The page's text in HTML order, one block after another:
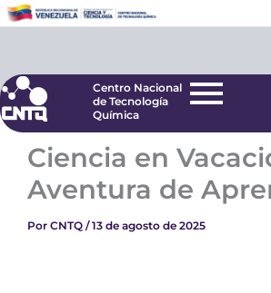
al
Centro Nacional
de Tecnología
Centro Nacional
de Tecnología
Química
Ciencia en
Aventura de
Por CNTQ /13 de agosto de 2025